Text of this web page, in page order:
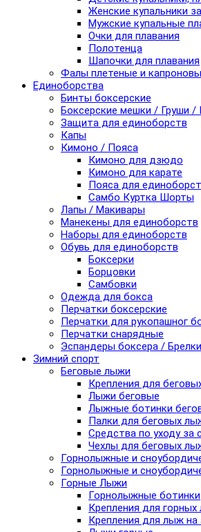
Женские купальники
Мужские купальные
Очки для плавания
Полотенца
Шапочки для плавания
Фалы плетеные и
Единоборства
Бинты боксерские
Боксерские мешки / Груши /
Защита для единоборств
Капы
Кимоно / Пояса
Кимоно для дзюдо
Кимоно для карате
Пояса для
Самбо Куртка Шорты
Лапы / Макивары
Манекены для единоборств
Наборы для единоборств
Обувь для единоборств
Боксерки
Борцовки
Самбовки
Одежда для бокса
Перчатки боксерские
Перчатки для рукопашног
Перчатки снарядные
Эспандеры боксера / Брелки
Зимний спорт
Беговые лыжи
Крепления для
Лыжи беговые
Лыжные ботинки
Палки для беговых
Средства по уходу за
Чехлы для беговых
Горнолыжные и
Горнолыжные и
Горные Лыжи
Горнолыжные ботинки
Крепления для
Крепления для лыж на